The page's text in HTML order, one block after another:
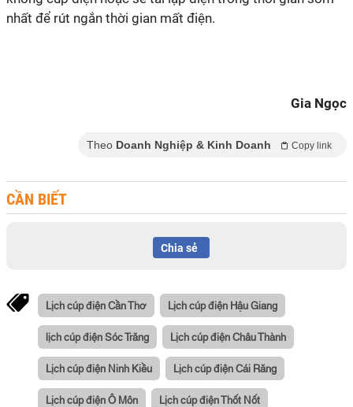
nhất để rút ngắn thời gian mất điện.
Gia Ngọc
Theo Doanh Nghiệp & Kinh Doanh Copy link
CẦN BIẾT
Chia sẻ
Lịch cúp điện Cần Thơ Lịch cúp điện Hậu Giang
lịch cúp điện Sóc Trăng Lịch cúp điện Châu Thành
Lịch cúp điện Ninh Kiều Lịch cúp điện Cái Răng
Lịch cúp điện Ô Môn Lịch cúp điện Thốt Nốt